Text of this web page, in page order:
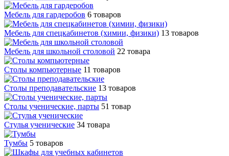
Мебель для гардеробов 6 товаров
Мебель для спецкабинетов (химии, физики) 13 товаров
Мебель для школьной столовой 22 товара
Столы компьютерные 11 товаров
Столы преподавательские 13 товаров
Столы ученические, парты 51 товар
Стулья ученические 34 товара
Тумбы 5 товаров